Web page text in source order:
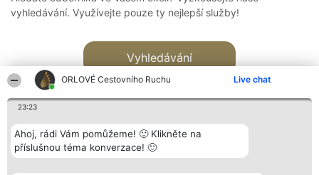
ORLOVÉ Cestovního Ruchu Live chat
23:23
Ahoj, rádi Vám pomůžeme! 🙂 Klikněte na
příslušnou téma konverzace! 🙂
vyhledávání. Využívejte pouze ty nejlepší služby!
Vyhledávání
Bright Side Solutions sp. z o. Vítězové Kontakt